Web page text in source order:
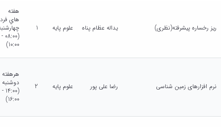
ریز رخساره پیشرفته(نظری) یداله عظام پناه علوم پایه 1
هفته
هاي فرد
(08:00 -
10:00)
نرم افزارهای زمین شناسی رضا علی پور علوم پایه 2
هرهفته
دوشنبه
(14:00 -
16:00)